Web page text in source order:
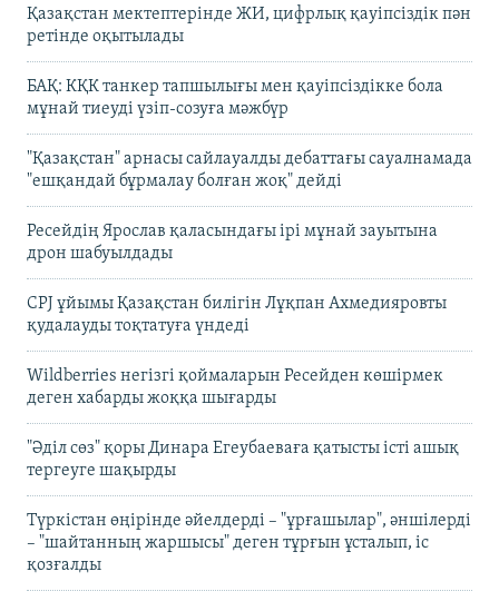
Қазақстан мектептерінде ЖИ, цифрлық қауіпсіздік пән
ретінде оқытылады
БАҚ: КҚК танкер тапшылығы мен қауіпсіздікке бола
мұнай тиеуді үзіп-созуға мәжбүр
"Қазақстан" арнасы сайлауалды дебаттағы сауалнамада
"ешқандай бұрмалау болған жоқ" дейді
Ресейдің Ярослав қаласындағы ірі мұнай зауытына
дрон шабуылдады
CPJ ұйымы Қазақстан билігін Лұқпан Ахмедияровты
қудалауды тоқтатуға үндеді
Wildberries негізгі қоймаларын Ресейден көшірмек
деген хабарды жоққа шығарды
"Әділ сөз" қоры Динара Егеубаеваға қатысты істі ашық
тергеуге шақырды
Түркістан өңірінде әйелдерді – "ұрғашылар", әншілерді
– "шайтанның жаршысы" деген тұрғын ұсталып, іс
қозғалды